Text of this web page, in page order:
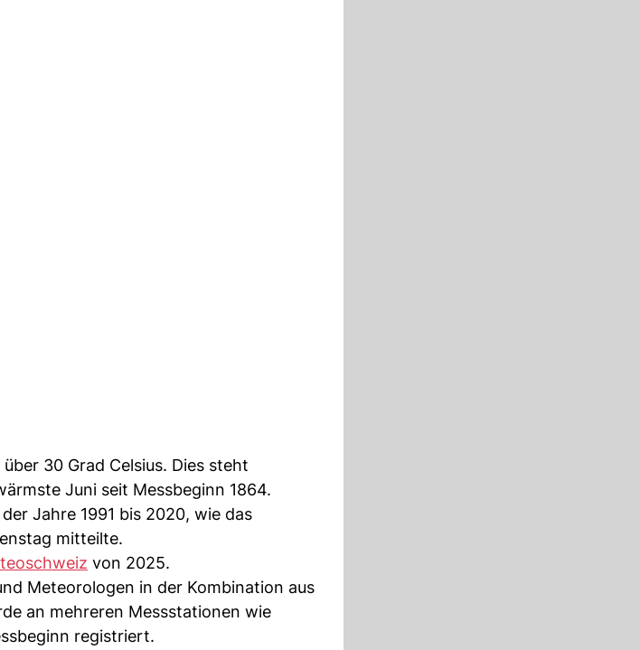
30 Grad Celsius. Dies steht
Juni seit Messbeginn 1864.
Jahre 1991 bis 2020, wie das
mitteilte.
von 2025.
Meteorologen in der Kombination aus
an mehreren Messstationen wie
registriert.